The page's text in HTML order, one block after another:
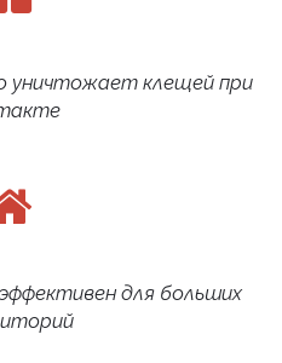
клещей при
для больших